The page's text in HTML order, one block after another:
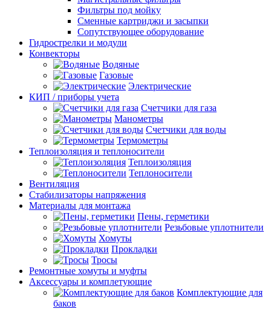
Фильтры под мойку
Сменные картриджи и засыпки
Сопутствующее оборудование
Гидрострелки и модули
Конвекторы
Водяные
Газовые
Электрические
КИП / приборы учета
Счетчики для газа
Манометры
Счетчики для воды
Термометры
Теплоизоляция и теплоносители
Теплоизоляция
Теплоносители
Вентиляция
Стабилизаторы напряжения
Материалы для монтажа
Пены, герметики
Резьбовые уплотнители
Хомуты
Прокладки
Тросы
Ремонтные хомуты и муфты
Аксессуары и комплетующие
Комплектующие для
баков